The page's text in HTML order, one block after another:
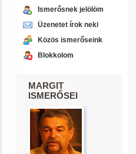
Ismerősnek jelölöm
Üzenetet írok neki
Közös ismerőseink
Blokkolom
MARGIT
ISMERŐSEI